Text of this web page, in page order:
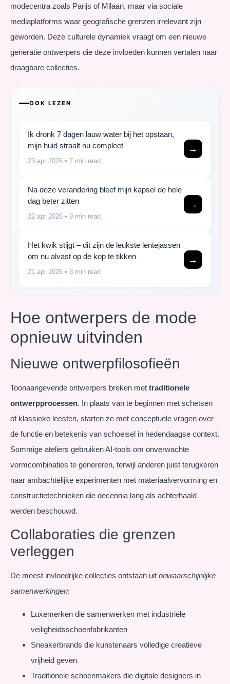
modecentra zoals Parijs of Milaan, maar via sociale
mediaplatforms waar geografische grenzen irrelevant zijn
geworden. Deze culturele dynamiek vraagt om een nieuwe
generatie ontwerpers die deze invloeden kunnen vertalen naar
draagbare collecties.
OOK LEZEN
Ik dronk 7 dagen lauw water bij het opstaan,
mijn huid straalt nu compleet
23 apr 2026 • 7 min read
→
Na deze verandering bleef mijn kapsel de hele
dag beter zitten
22 apr 2026 • 9 min read
→
Het kwik stijgt – dit zijn de leukste lentejassen
om nu alvast op de kop te tikken
21 apr 2026 • 8 min read
→
Hoe ontwerpers de mode
opnieuw uitvinden
Nieuwe ontwerpfilosofieën
Toonaangevende ontwerpers breken met traditionele
ontwerpprocessen. In plaats van te beginnen met schetsen
of klassieke leesten, starten ze met conceptuele vragen over
de functie en betekenis van schoeisel in hedendaagse context.
Sommige ateliers gebruiken AI-tools om onverwachte
vormcombinaties te genereren, terwijl anderen juist terugkeren
naar ambachtelijke experimenten met materiaalvervorming en
constructietechnieken die decennia lang als achterhaald
werden beschouwd.
Collaboraties die grenzen
verleggen
De meest invloedrijke collecties ontstaan uit onwaarschijnlijke
samenwerkingen:
Luxemerken die samenwerken met industriële
veiligheidsschoenfabrikanten
Sneakerbrands die kunstenaars volledige creatieve
vrijheid geven
Traditionele schoenmakers die digitale designers in